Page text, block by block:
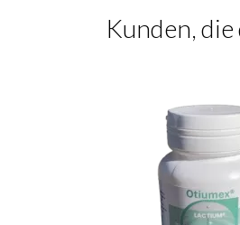
Kunden,